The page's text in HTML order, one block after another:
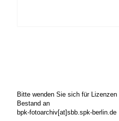
Bitte wenden Sie sich für
Bestand an
bpk-fotoarchiv[at]sbb.spk-berlin.de